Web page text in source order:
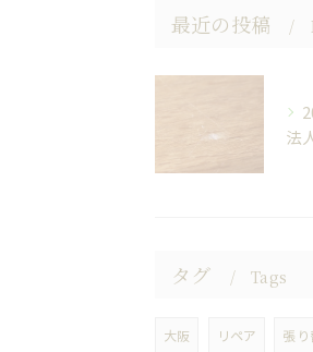
最近の投稿
法
タグ Tags
大阪 リペア 張り